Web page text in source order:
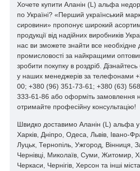
Статус замінної амінокислоти означає,
організмі людей та бере участь у
Техніка безпеки при роботі з
захисті очей та інших слизових
дрібним порошком.
Характеристики
Хімічна формула C₃H₇NO₂
Зовнішній вигляд Білий
Чистота ≥ 98,5%
Хочете купити Аланін (L) альфа
по Україні? «Перший український
сировини» пропонує широкий
продукції від надійних виробників
нас ви зможете знайти все необхідне
промисловості за найкращими
зробити покупку в роздріб.
у наших менеджерів за телефонами
00; +380 (96) 351-73-61; +380 (63)
333-61-86 або оформіть замовлення
отримайте професійну консультацію!
Швидко доставимо Аланін (L) альфа у
Харків, Дніпро, Одеса, Львів, Івано-
Луцьк, Тернопіль, Ужгород, Вінниця,
Чернівці, Миколаїв, Суми, Житомир,
Черкаси, Чернігів, Херсон та інші